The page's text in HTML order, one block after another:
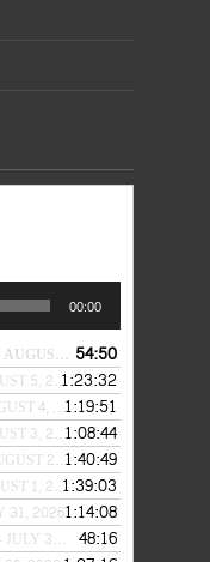
00:00
6, 2026
54:50
5, 2026 1:23:32
4, 2026
1:19:51
3, 2026 1:08:44
2, 2026 1:40:49
1, 2026 1:39:03
31, 20261:14:08
— JULY 30, 2026
48:16